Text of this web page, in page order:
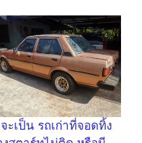
เป็น รถเก่าที่จอดทิ้ง